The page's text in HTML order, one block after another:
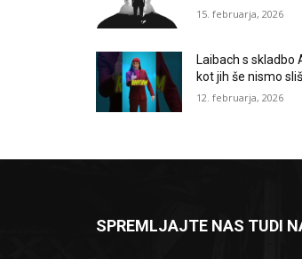
15. februarja, 2026
Laibach s skladbo
kot jih še nismo
12. februarja, 2026
SPREMLJAJTE NAS TUDI